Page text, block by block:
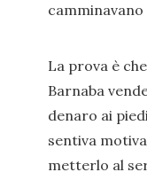
camminavano
La prova è
Barnaba
denaro ai
sentiva
metterlo al